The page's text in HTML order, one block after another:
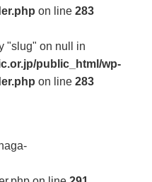
on line 283
"slug" on null in
public_html/wp-
on line 283